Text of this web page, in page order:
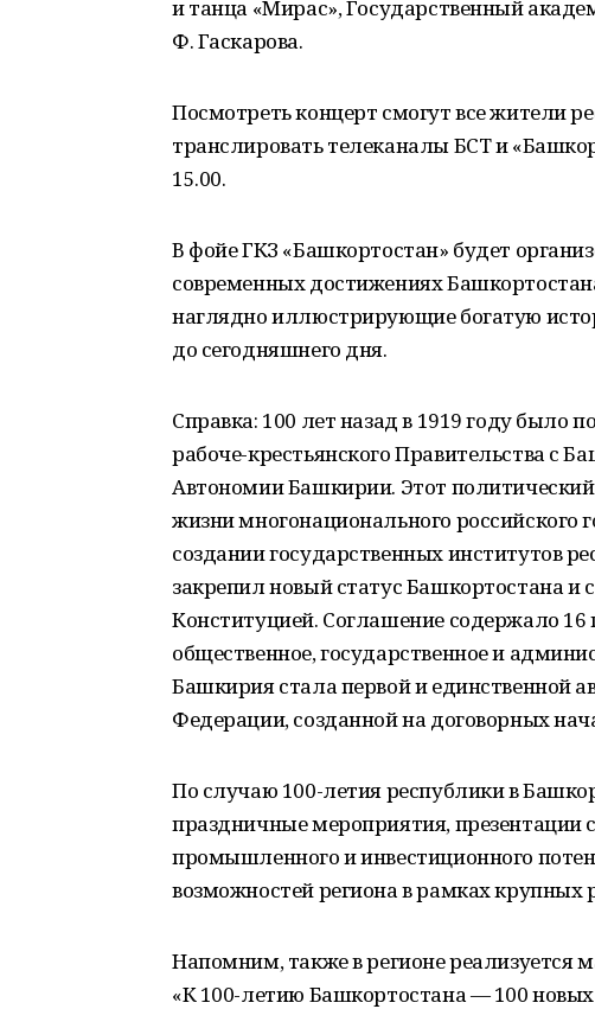
и танца «Мирас», Государственный
Ф. Гаскарова.
Посмотреть концерт смогут все жители
транслировать телеканалы БСТ и
15.00.
В фойе ГКЗ «Башкортостан» будет
современных достижениях
наглядно иллюстрирующие богатую
до сегодняшнего дня.
Справка: 100 лет назад в 1919 году было
рабоче-крестьянского Правительства с
Автономии Башкирии. Этот
жизни многонационального российского
создании государственных институтов
закрепил новый статус Башкортостана и
Конституцией. Соглашение содержало
общественное, государственное и
Башкирия стала первой и единственной
Федерации, созданной на договорных
По случаю 100-летия республики в
праздничные мероприятия, презентации
промышленного и инвестиционного
возможностей региона в рамках
Напомним, также в регионе реализуется
«К 100-летию Башкортостана — 100 новых